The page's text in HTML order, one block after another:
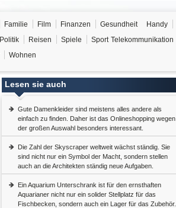
Familie Film Finanzen Gesundheit
Handy
Politik Reisen Spiele Sport Telekommunikation
Wohnen
Lesen sie auch
Gute Damenkleider sind meistens alles andere als
einfach zu finden. Daher ist das Onlineshopping wegen
der großen Auswahl besonders interessant.
Die Zahl der Skyscraper weltweit wächst ständig. Sie
sind nicht nur ein Symbol der Macht, sondern stellen
auch an die Architekten ständig neue Aufgaben.
Ein Aquarium Unterschrank ist für den ernsthaften
Aquarianer nicht nur ein solider Stellplatz für das
Fischbecken, sondern auch ein Lager für das Zubehör.